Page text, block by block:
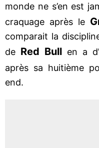
monde ne s’en est
craquage après le
comparait la
de Red Bull en a
après sa huitième
end.